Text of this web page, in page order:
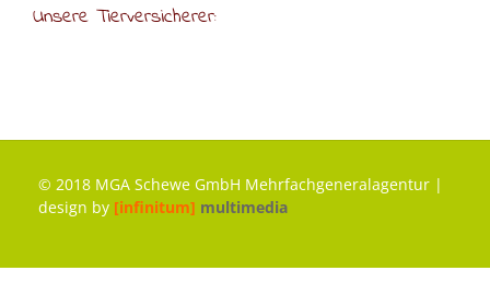
Unsere Tierversicherer:
© 2018 MGA Schewe GmbH Mehrfachgeneralagentur |
design by [infinitum] multimedia